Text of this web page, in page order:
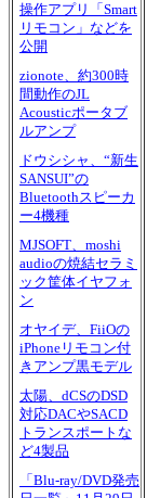
操作アプリ「Smart
リモコン」などを
公開
zionote、約300時
間動作のJL
Acousticポータブ
ルアンプ
ドウシシャ、“新生
SANSUI”の
Bluetoothスピーカ
ー4機種
MJSOFT、moshi
audioの焼結セラミ
ック筐体イヤフォ
ン
オヤイデ、FiiOの
iPhoneリモコン付
きアンプ黒モデル
太陽、dCSのDSD
対応DACやSACD
トランスポートな
ど4製品
「Blu-ray/DVD発売